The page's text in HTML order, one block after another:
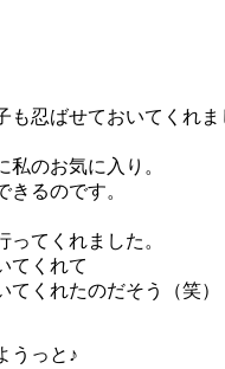
も忍ばせておいてくれま
のお気に入り。
るのです。
てくれました。
てくれて
くれたのだそう（笑）
うっと♪